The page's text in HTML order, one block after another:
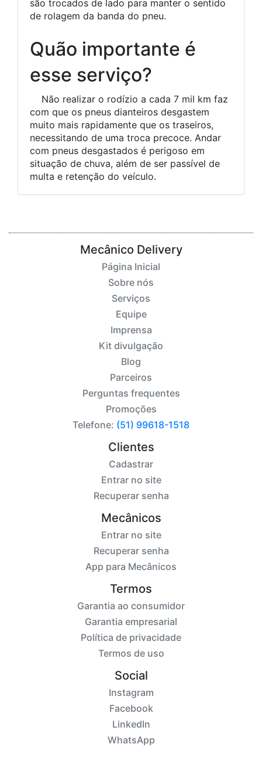
são trocados de lado para manter o sentido
de rolagem da banda do pneu.
Quão importante é
esse serviço?
Não realizar o rodízio a cada 7 mil km faz
com que os pneus dianteiros desgastem
muito mais rapidamente que os traseiros,
necessitando de uma troca precoce. Andar
com pneus desgastados é perigoso em
situação de chuva, além de ser passível de
multa e retenção do veículo.
Mecânico Delivery
Página Inicial
Sobre nós
Serviços
Equipe
Imprensa
Kit divulgação
Blog
Parceiros
Perguntas frequentes
Promoções
Telefone: (51) 99618-1518
Clientes
Cadastrar
Entrar no site
Recuperar senha
Mecânicos
Entrar no site
Recuperar senha
App para Mecânicos
Termos
Garantia ao consumidor
Garantia empresarial
Política de privacidade
Termos de uso
Social
Instagram
Facebook
LinkedIn
WhatsApp